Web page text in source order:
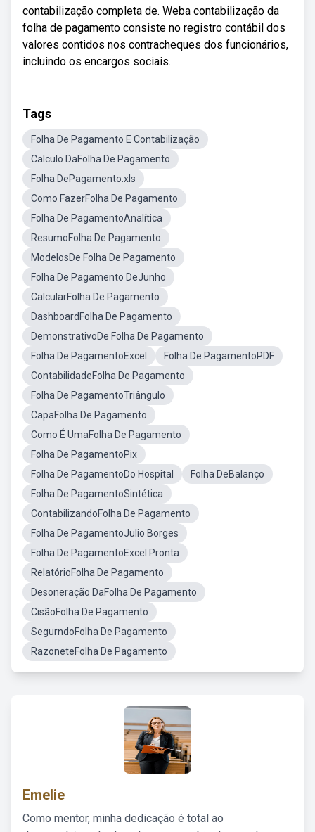
contabilização completa de. Weba contabilização da
folha de pagamento consiste no registro contábil dos
valores contidos nos contracheques dos funcionários,
incluindo os encargos sociais.
Tags
Folha De Pagamento E Contabilização
Calculo DaFolha De Pagamento
Folha DePagamento.xls
Como FazerFolha De Pagamento
Folha De PagamentoAnalítica
ResumoFolha De Pagamento
ModelosDe Folha De Pagamento
Folha De Pagamento DeJunho
CalcularFolha De Pagamento
DashboardFolha De Pagamento
DemonstrativoDe Folha De Pagamento
Folha De PagamentoExcel
Folha De PagamentoPDF
ContabilidadeFolha De Pagamento
Folha De PagamentoTriângulo
CapaFolha De Pagamento
Como É UmaFolha De Pagamento
Folha De PagamentoPix
Folha De PagamentoDo Hospital
Folha DeBalanço
Folha De PagamentoSintética
ContabilizandoFolha De Pagamento
Folha De PagamentoJulio Borges
Folha De PagamentoExcel Pronta
RelatórioFolha De Pagamento
Desoneração DaFolha De Pagamento
CisãoFolha De Pagamento
SegurndoFolha De Pagamento
RazoneteFolha De Pagamento
Emelie
Como mentor, minha dedicação é total ao